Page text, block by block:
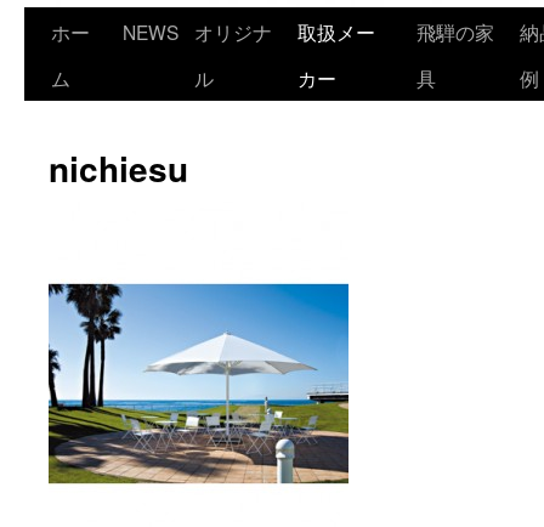
コ
ン
キ
ッ
ホー
ム
NEWS
オリジナ
ル
取扱メー
カー
飛騨の家
具
納
例
nichiesu